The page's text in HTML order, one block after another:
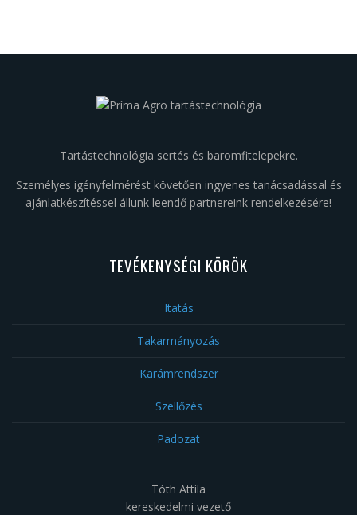
Tartástechnológia sertés és baromfitelepekre.
Személyes igényfelmérést követően ingyenes tanácsadással és
ajánlatkészítéssel állunk leendő partnereink rendelkezésére!
TEVÉKENYSÉGI KÖRÖK
Itatás
Takarmányozás
Karámrendszer
Szellőzés
Padozat
Tóth Attila
kereskedelmi vezető